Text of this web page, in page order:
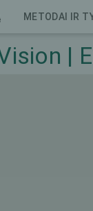
METODAI IR
|